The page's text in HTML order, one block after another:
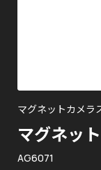
マグネットカメラ
マグネッ
AG6071